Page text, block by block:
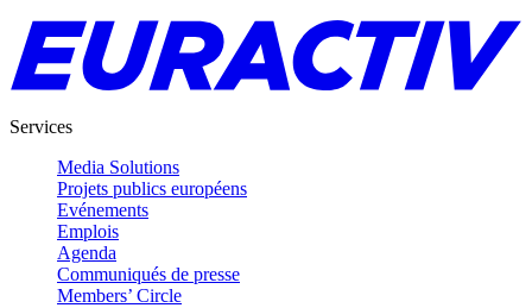
Services
Media Solutions
Projets publics européens
Evénements
Emplois
Agenda
Communiqués de presse
Members’ Circle